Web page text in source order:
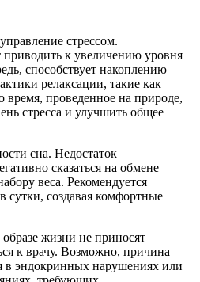
стрессом.
к увеличению уровня
способствует накоплению
релаксации, такие как
время, проведенное на природе,
стресса и улучшить общее
сна. Недостаток
сказаться на обмене
веса. Рекомендуется
сутки, создавая комфортные
жизни не приносят
к врачу. Возможно, причина
в эндокринных нарушениях или